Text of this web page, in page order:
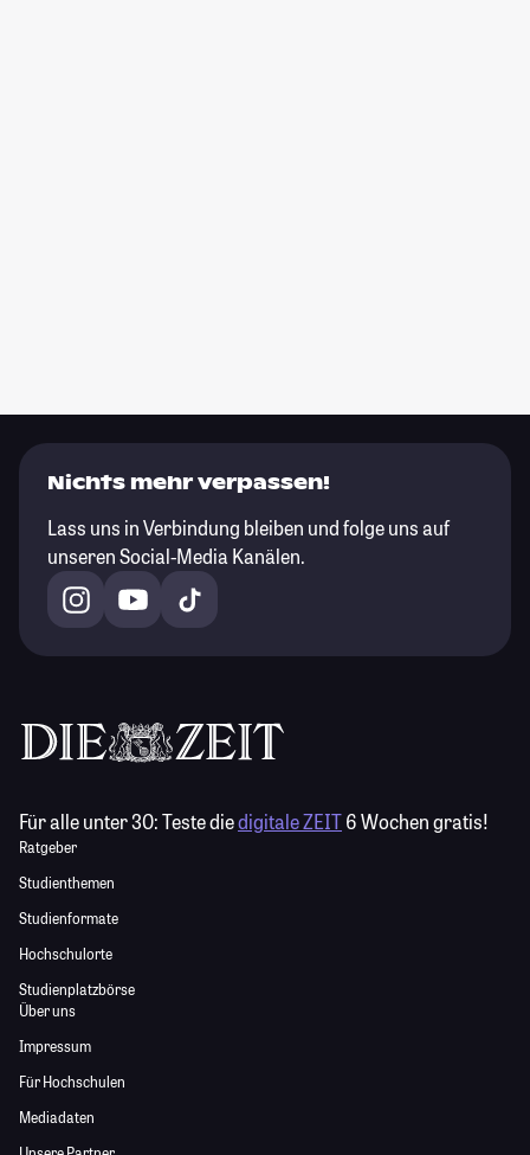
Nichts mehr verpassen!
Lass uns in Verbindung bleiben und folge uns auf
unseren Social-Media Kanälen.
Für alle unter 30:Teste diedigitale ZEIT6 Wochen gratis!
Ratgeber
Studienthemen
Studienformate
Hochschulorte
Studienplatzbörse
Über uns
Impressum
Für Hochschulen
Mediadaten